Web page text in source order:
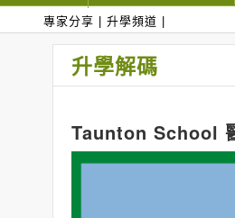
專家分享 升學頻道
升學解碼
Taunton School